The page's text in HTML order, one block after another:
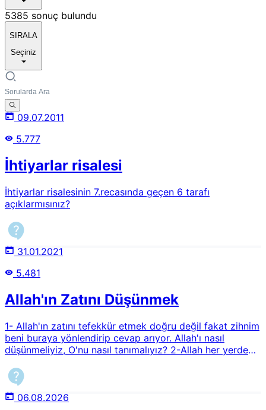
5385 sonuç bulundu
SIRALA
Seçiniz
09.07.2011
5.777
İhtiyarlar risalesi
İhtiyarlar risalesinin 7.recasında geçen 6 tarafı
açıklarmısınız?
31.01.2021
5.481
Allah'ın Zatını Düşünmek
1- Allah'ın zatını tefekkür etmek doğru değil fakat zihnim
beni buraya yönlendirip cevap arıyor. Allah'ı nasıl
düşünmeliyiz, O'nu nasıl tanımalıyız? 2-Allah her yerdedir
kafamda nasıl oluşturmalıyım? 3-Ruh dediğimiz nedir ve
kalu bela tam olarak nedir?
06.08.2026